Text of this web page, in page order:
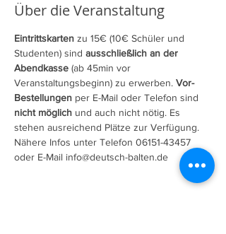
Über die Veranstaltung
Eintrittskarten zu 15€ (10€ Schüler und
Studenten) sind ausschließlich an der
Abendkasse (ab 45min vor
Veranstaltungsbeginn) zu erwerben. Vor-
Bestellungen per E-Mail oder Telefon sind
nicht möglich und auch nicht nötig. Es
stehen ausreichend Plätze zur Verfügung.
Nähere Infos unter Telefon 06151-43457
oder E-Mail info@deutsch-balten.de